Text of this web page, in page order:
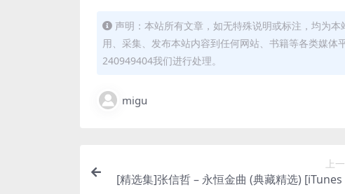
声明：本站所有文章，如无特殊说明或标注，均为
用、采集、发布本站内容到任何网站、书籍等各类媒体
240949404我们进行处理。
migu
上
[精选集]张信哲 – 永恒金曲 (典藏精选) [iTunes